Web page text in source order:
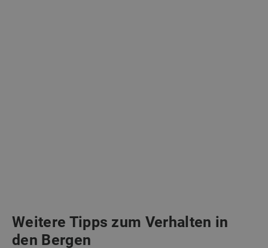
Weitere Tipps zum Verhalten in
den Bergen